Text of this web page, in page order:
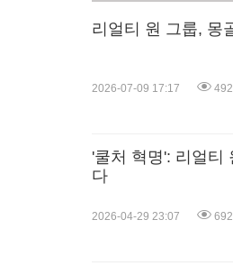
리얼티 원 그룹, 몽
2026-07-09 17:17 492
'쿨처 혁명': 리얼티
다
2026-04-29 23:07 692